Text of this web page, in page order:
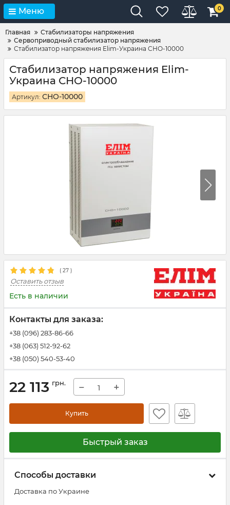
Меню 0
Главная
Стабилизаторы напряжения
Сервоприводный стабилизатор напряжения
Стабилизатор напряжения Elim-Украина СНО-10000
Стабилизатор напряжения Elim-
Украина СНО-10000
Артикул: СНО-10000
( 27 )
Оставить отзыв
Есть в наличии
Контакты для заказа:
+38 (096) 283-86-66
+38 (063) 512-92-62
+38 (050) 540-53-40
22 113 грн. − +
Купить
Быстрый заказ
Способы доставки
Доставка по Украине